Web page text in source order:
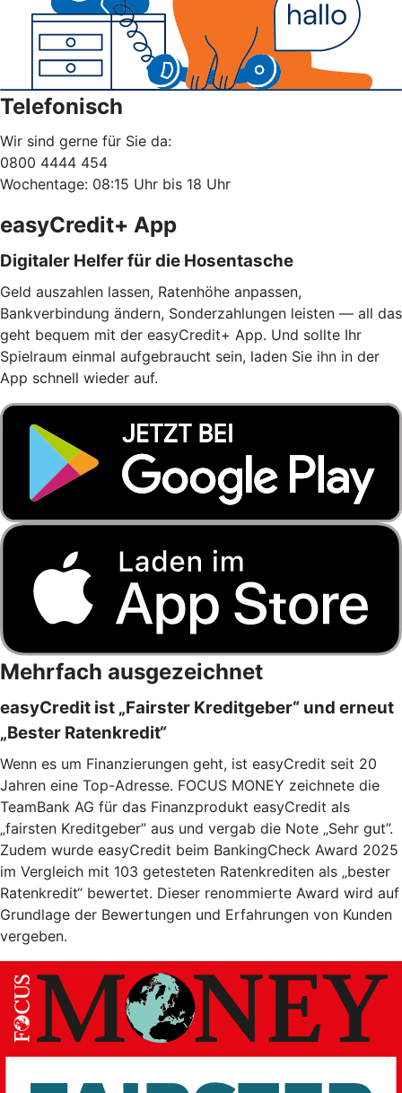
Telefonisch
Wir sind gerne für Sie da:
0800 4444 454
Wochentage: 08:15 Uhr bis 18 Uhr
easyCredit+ App
Digitaler Helfer für die Hosentasche
Geld auszahlen lassen, Ratenhöhe anpassen,
Bankverbindung ändern, Sonderzahlungen leisten — all das
geht bequem mit der easyCredit+ App. Und sollte Ihr
Spielraum einmal aufgebraucht sein, laden Sie ihn in der
App schnell wieder auf.
Mehrfach ausgezeichnet
easyCredit ist „Fairster Kreditgeber“ und erneut
„Bester Ratenkredit“
Wenn es um Finanzierungen geht, ist easyCredit seit 20
Jahren eine Top-Adresse. FOCUS MONEY zeichnete die
TeamBank AG für das Finanzprodukt easyCredit als
„fairsten Kreditgeber” aus und vergab die Note „Sehr gut”.
Zudem wurde easyCredit beim BankingCheck Award 2025
im Vergleich mit 103 getesteten Ratenkrediten als „bester
Ratenkredit“ bewertet. Dieser renommierte Award wird auf
Grundlage der Bewertungen und Erfahrungen von Kunden
vergeben.